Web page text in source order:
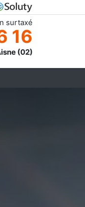
surtaxé
16
(02)